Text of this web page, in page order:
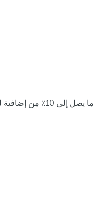
ما يصل إلى 10٪ من إضافية لكل غرفة تراكم